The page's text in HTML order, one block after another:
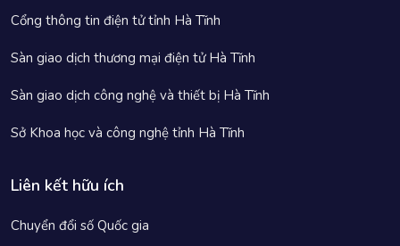
Cổng thông tin điện tử tỉnh Hà Tĩnh
Sàn giao dịch thương mại điện tử Hà Tĩnh
Sàn giao dịch công nghệ và thiết bị Hà Tĩnh
Sở Khoa học và công nghệ tỉnh Hà Tĩnh
Liên kết hữu ích
Chuyển đổi số Quốc gia